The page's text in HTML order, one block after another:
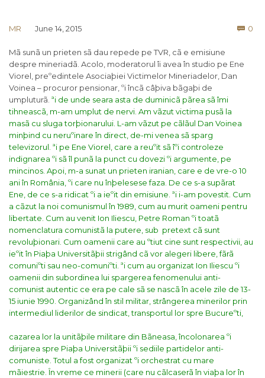
MR June 14, 2015  0
Mã sunã un prieten sã dau repede pe TVR, cã e emisiune
despre mineriadã. Acolo, moderatorul îi avea în studio pe Ene
Viorel, preºedintele Asociaþiei Victimelor Mineriadelor, Dan
Voinea – procuror pensionar, ºi încã câþiva bãgaþi de
umpluturã. ªi de unde seara asta de duminicã pãrea sã îmi
tihneascã, m-am umplut de nervi. Am vãzut victima pusã la
masã cu sluga torþionarului. L-am vãzut pe cãlãul Dan Voinea
minþind cu neruºinare în direct, de-mi venea sã sparg
televizorul. ªi pe Ene Viorel, care a reuºit sã îºi controleze
indignarea ºi sã îl punã la punct cu dovezi ºi argumente, pe
mincinos. Apoi, m-a sunat un prieten iranian, care e de vre-o 10
ani în România, ºi care nu înþelesese faza. De ce s-a supãrat
Ene, de ce s-a ridicat ºi a ieºit din emisiune. ªi i-am povestit. Cum
a cãzut la noi comunismul în 1989, cum au murit oameni pentru
libertate. Cum au venit Ion Iliescu, Petre Roman ºi toatã
nomenclatura comunistã la putere, sub pretext cã sunt
revoluþionari. Cum oamenii care au ºtiut cine sunt respectivii, au
ieºit în Piaþa Universitãþii strigând cã vor alegeri libere, fãrã
comuniºti sau neo-comuniºti. ªi cum au organizat Ion Iliescu ºi
oamenii din subordinea lui spargerea fenomenului anti-
comunist autentic ce era pe cale sã se nascã în acele zile de 13-
15 iunie 1990. Organizând în stil militar, strângerea minerilor prin
intermediul liderilor de sindicat, transportul lor spre Bucureºti,
cazarea lor la unitãþile militare din Bãneasa, încolonarea ºi
dirijarea spre Piaþa Universitãþii ºi sediile partidelor anti-
comuniste. Totul a fost organizat ºi orchestrat cu mare
mãiestrie. În vreme ce minerii (care nu cãlcaserã în viaþa lor în